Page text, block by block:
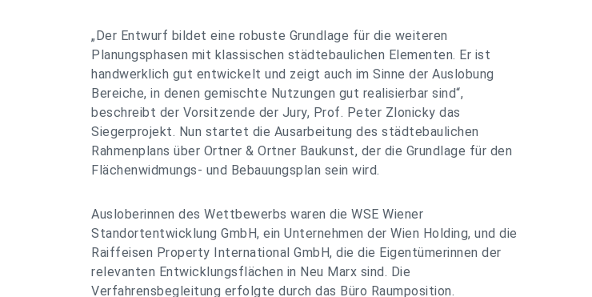
„Der Entwurf bildet eine robuste Grundlage für die weiteren
Planungsphasen mit klassischen städtebaulichen Elementen. Er ist
handwerklich gut entwickelt und zeigt auch im Sinne der Auslobung
Bereiche, in denen gemischte Nutzungen gut realisierbar sind“,
beschreibt der Vorsitzende der Jury, Prof. Peter Zlonicky das
Siegerprojekt. Nun startet die Ausarbeitung des städtebaulichen
Rahmenplans über Ortner & Ortner Baukunst, der die Grundlage für den
Flächenwidmungs- und Bebauungsplan sein wird.
Ausloberinnen des Wettbewerbs waren die WSE Wiener
Standortentwicklung GmbH, ein Unternehmen der Wien Holding, und die
Raiffeisen Property International GmbH, die die Eigentümerinnen der
relevanten Entwicklungsflächen in Neu Marx sind. Die
Verfahrensbegleitung erfolgte durch das Büro Raumposition.